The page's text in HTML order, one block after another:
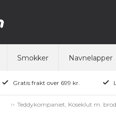
Smokker Navnelapper
Gratis frakt over 699 kr.
Teddykompaniet, Koseklut m.